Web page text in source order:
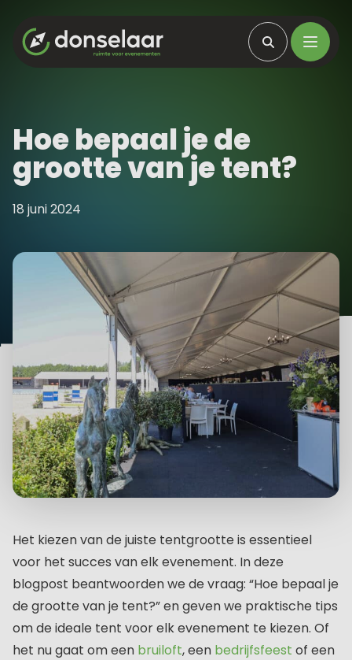
Hoe bepaal je de
grootte van je tent?
18 juni 2024
Het kiezen van de juiste tentgrootte is essentieel
voor het succes van elk evenement. In deze
blogpost beantwoorden we de vraag: “Hoe bepaal je
de grootte van je tent?” en geven we praktische tips
om de ideale tent voor elk evenement te kiezen. Of
het nu gaat om een bruiloft, een bedrijfsfeest of een